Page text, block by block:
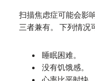
扫描焦虑症可能会影
三者兼有。 下列情况
睡眠困难。
没有饥饿感。